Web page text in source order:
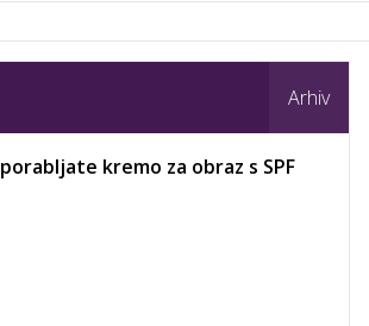
Arhiv
kremo za obraz s SPF